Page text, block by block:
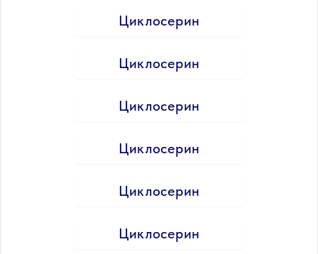
Циклосерин
Циклосерин
Циклосерин
Циклосерин
Циклосерин
Циклосерин